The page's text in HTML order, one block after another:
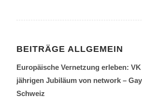
BEITRÄGE ALLGEMEIN
Europäische Vernetzung erleben:
jährigen Jubiläum von network –
Schweiz